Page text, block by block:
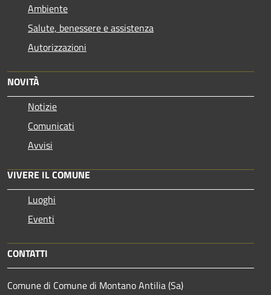
Ambiente
Salute, benessere e assistenza
Autorizzazioni
NOVITÀ
Notizie
Comunicati
Avvisi
VIVERE IL COMUNE
Luoghi
Eventi
CONTATTI
Comune di Comune di Montano Antilia (Sa)